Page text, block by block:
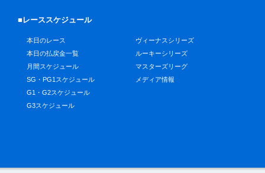
■レーススケジュール
本日のレース
本日の払戻金一覧
月間スケジュール
SG・PG1スケジュール
G1・G2スケジュール
G3スケジュール
ヴィーナスシリーズ
ルーキーシリーズ
マスターズリーグ
メディア情報